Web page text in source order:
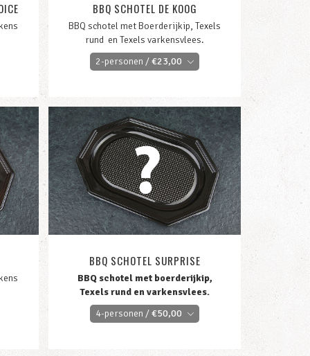
BBQ SCHOTEL DE KOOG
BBQ schotel met Boerderijkip, Texels
rund en Texels varkensvlees.
2-personen /€23,00
BBQ SCHOTEL SURPRISE
BBQ schotel met boerderijkip,
Texels rund en varkensvlees.
4-personen /€50,00